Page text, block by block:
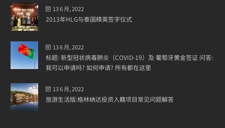
13 6 月, 2022
2013年HLG与泰国精英签字仪式
13 6 月, 2022
标题: 新型冠状病毒肺炎（COVID-19）及 葡萄牙黄金签证 问答:
我可以申请吗? 如何申请? 所有都在这里
13 6 月, 2022
旅游生活版:格林纳达投资入籍项目常见问题解答